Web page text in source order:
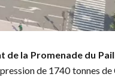
de la Promenade du
de 1740 tonnes